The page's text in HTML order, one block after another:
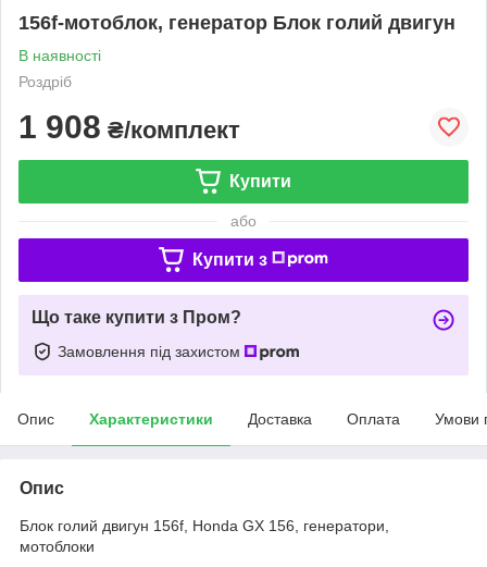
156f-мотоблок, генератор Блок голий двигун
В наявності
Роздріб
1 908 ₴/комплект
Купити
або
Купити з
Що таке купити з Пром?
Замовлення під захистом
Опис Характеристики Доставка Оплата Умови
Опис
Блок голий двигун 156f, Honda GX 156, генератори,
мотоблоки